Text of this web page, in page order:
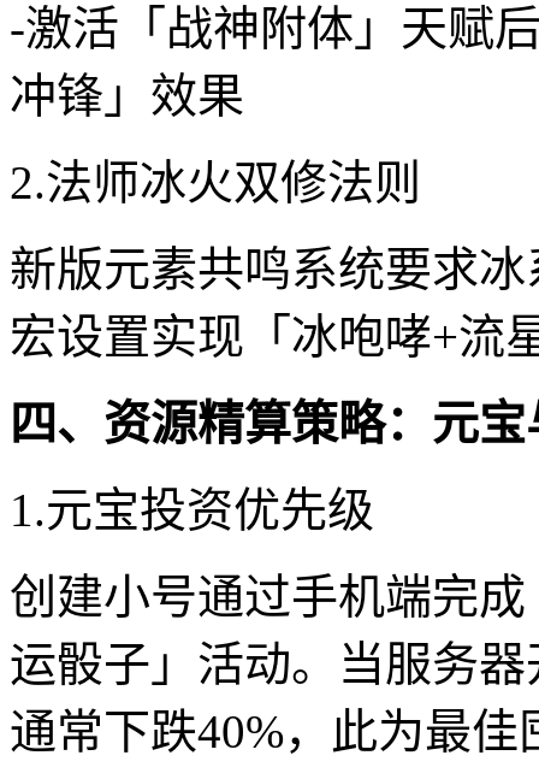
-激活「战神附体」天赋
冲锋」效果
2.法师冰火双修法则
新版元素共鸣系统要求
宏设置实现「冰咆哮+流
四、资源精算策略：元
1.元宝投资优先级
创建小号通过手机端完
运骰子」活动。当服务
通常下跌40%，此为最佳